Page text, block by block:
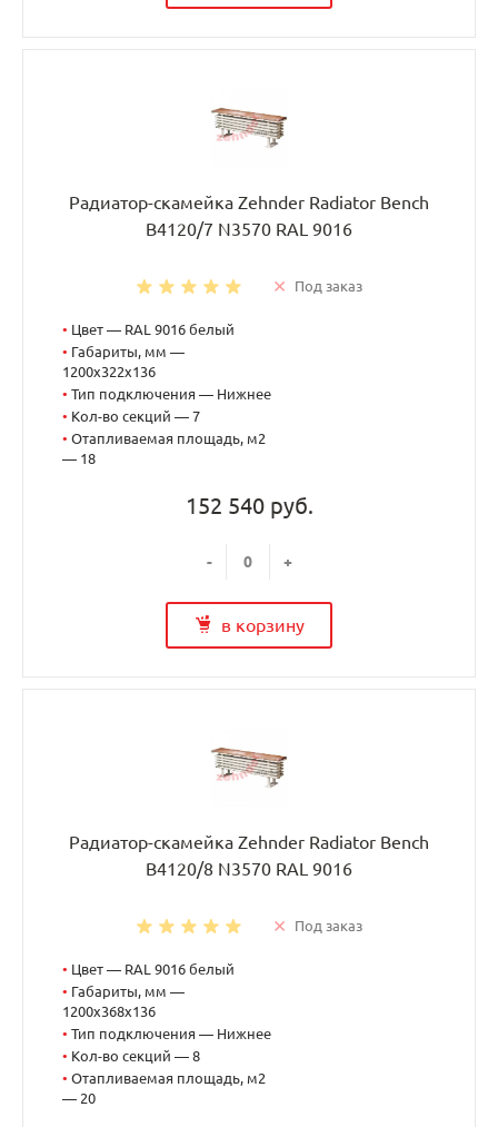
Радиатор-скамейка Zehnder Radiator Bench
B4120/7 N3570 RAL 9016
Под заказ
• Цвет — RAL 9016 белый
• Габариты, мм —
1200x322x136
• Тип подключения — Нижнее
• Кол-во секций — 7
• Отапливаемая площадь, м2
— 18
152 540 руб.
- +
в корзину
Радиатор-скамейка Zehnder Radiator Bench
B4120/8 N3570 RAL 9016
Под заказ
• Цвет — RAL 9016 белый
• Габариты, мм —
1200x368x136
• Тип подключения — Нижнее
• Кол-во секций — 8
• Отапливаемая площадь, м2
— 20